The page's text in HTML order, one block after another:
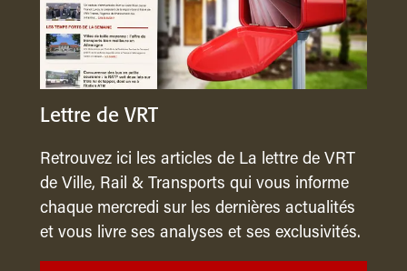
Lettre de VRT
Retrouvez ici les articles de La lettre de VRT
de Ville, Rail & Transports qui vous informe
chaque mercredi sur les dernières actualités
et vous livre ses analyses et ses exclusivités.